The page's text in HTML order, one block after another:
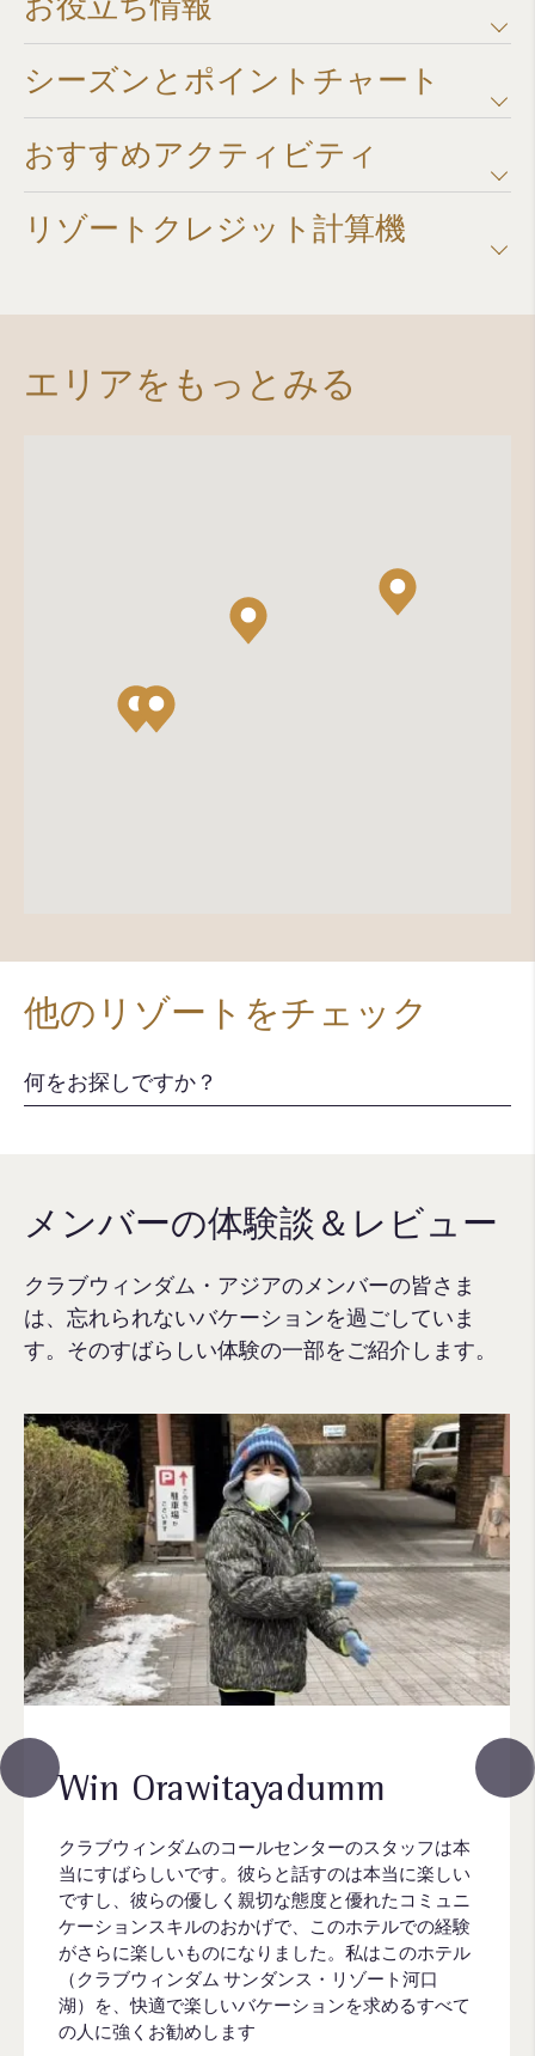
シーズンとポイントチャート​
おすすめアクティビティ
リゾートクレジット計算機​
エリアをもっとみる
他のリゾートをチェック
Win Orawitayadumm
クラブウィンダムのコールセンターのスタッフは本
当にすばらしいです。彼らと話すのは本当に楽しい
ですし、彼らの優しく親切な態度と優れたコミュニ
ケーションスキルのおかげで、このホテルでの経験
がさらに楽しいものになりました。私はこのホテル
（クラブウィンダム サンダンス・リゾート河口
湖）を、快適で楽しいバケーションを求めるすべて
の人に強くお勧めします
メンバーの体験談＆レビュー
クラブウィンダム・アジアのメンバーの皆さま
は、忘れられないバケーションを過ごしていま
す。そのすばらしい体験の一部をご紹介します。